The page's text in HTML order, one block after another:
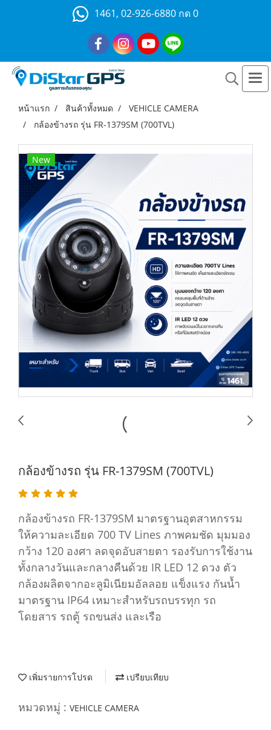
1461, 02-926-6880 กด 0
หน้าแรก สินค้าทั้งหมด
VEHICLE CAMERA
กล้องข้างรถ รุ่น FR-1379SM (700TVL)
New
กล้องข้างรถ รุ่น FR-1379SM (700TVL)
กล้องข้างรถ FR-1379SM มาตรฐานอุตสาหกรรม
ให้ความละเอียด 700 TV Lines ภาพคมชัด มุมมอง
กว้าง 120 องศา ลดจุดอับสายตา รองรับการใช้งาน
ทั้งกลางวันและกลางคืนด้วย IR LED 12 ดวง ตัว
กล้องผลิตจากอะลูมิเนียมอัลลอย แข็งแรง กันน้ำ
มาตรฐาน IP64 เหมาะสำหรับรถบรรทุก รถ
โดยสาร รถตู้ รถขนส่ง และเรือ
เพิ่มรายการโปรด เปรียบเทียบ
หมวดหมู่ : VEHICLE CAMERA